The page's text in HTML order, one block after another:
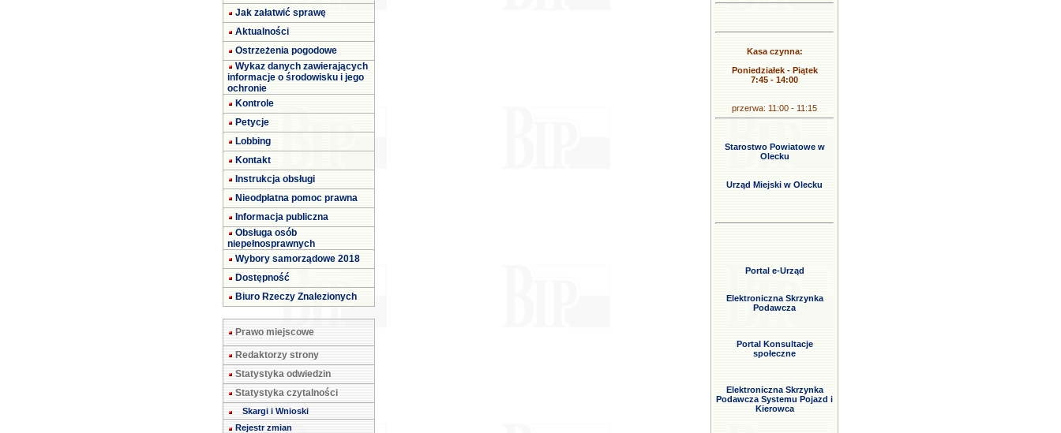
Jak załatwić sprawę
Aktualności
Ostrzeżenia pogodowe
Wykaz danych zawierających
informacje o środowisku i jego
ochronie
Kontrole
Petycje
Lobbing
Kontakt
Instrukcja obsługi
Nieodpłatna pomoc prawna
Informacja publiczna
Obsługa osób
niepełnosprawnych
Wybory samorządowe 2018
Dostępność
Biuro Rzeczy Znalezionych
Prawo miejscowe
Redaktorzy strony
Statystyka odwiedzin
Statystyka czytalności
Skargi i Wnioski
Rejestr zmian
Kasa czynna:
Poniedziałek - Piątek
7:45 - 14:00
przerwa: 11:00 - 11:15
Starostwo Powiatowe w
Olecku
Urząd Miejski w Olecku
Portal e-Urząd
Elektroniczna Skrzynka
Podawcza
Portal Konsultacje
społeczne
Elektroniczna Skrzynka
Podawcza Systemu Pojazd i
Kierowca